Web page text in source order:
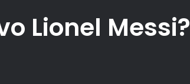
Lionel Messi?